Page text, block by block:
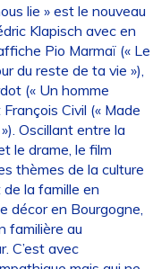
lie » est le nouveau
Klapisch avec en
Pio Marmaï (« Le
du reste de ta vie »),
(« Un homme
Civil (« Made
Oscillant entre la
le drame, le film
thèmes de la culture
la famille en
décor en Bourgogne,
familière au
C’est avec